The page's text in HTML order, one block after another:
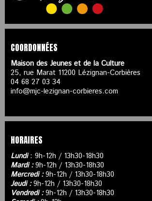
COORDONNÉES
Maison des Jeunes et de la Culture
25, rue Marat 11200 Lézignan-Corbières
04 68 27 03 34
info@mjc-lezignan-corbieres.com
HORAIRES
Lundi: 9h-12h / 13h30-18h30
Mardi :9h-12h / 13h30-18h30
Mercredi :9h-12h / 13h30-18h30
Jeudi :9h-12h / 13h30-18h30
Vendredi :9h-12h / 13h30-18h30